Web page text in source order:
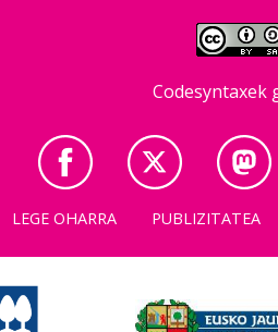
Codesyntaxek
LEGE OHARRA PUBLIZITATEA